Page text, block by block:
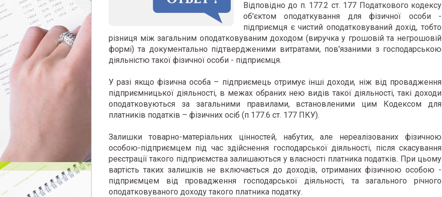
Відповідно до п. 177.2 ст. 177 Податкового кодексу
об'єктом оподаткування для фізичної особи -
підприємця є чистий оподатковуваний дохід, тобто
різниця між загальним оподатковуваним доходом (виручка у грошовій та негрошовій
формі) та документально підтвердженими витратами, пов'язаними з господарською
діяльністю такої фізичної особи - підприємця.
У разі якщо фізична особа – підприємець отримує інші доходи, ніж від провадження
підприємницької діяльності, в межах обраних нею видів такої діяльності, такі доходи
оподатковуються за загальними правилами, встановленими цим Кодексом для
платників податків – фізичних осіб (п 177.6 ст. 177 ПКУ).
Залишки товарно-матеріальних цінностей, набутих, але нереалізованих фізичною
особою-підприємцем під час здійснення господарської діяльності, після скасування
реєстрації такого підприємства залишаються у власності платника податків. При цьому
вартість таких залишків не включається до доходів, отриманих фізичною особою -
підприємцем від провадження господарської діяльності, та загального річного
оподатковуваного доходу такого платника податку.